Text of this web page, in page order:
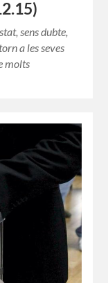
sens dubte,
a les seves
molts